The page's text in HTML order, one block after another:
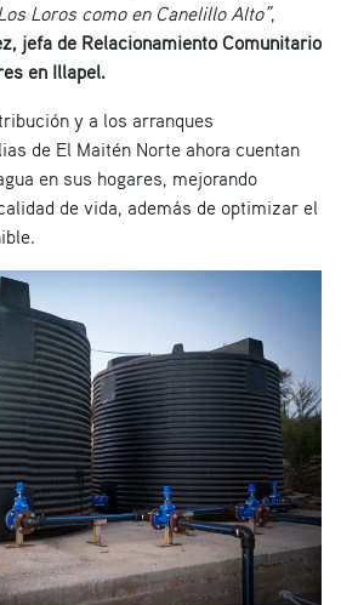
Loros como en Canelillo Alto”,
jefa de Relacionamiento Comunitario
en Illapel.
y a los arranques
de El Maitén Norte ahora cuentan
en sus hogares, mejorando
de vida, además de optimizar el